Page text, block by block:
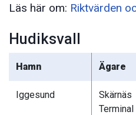
Läs här om: Riktvärden
Hudiksvall
Hamn Ägare
Iggesund
Skärnäs
Terminal